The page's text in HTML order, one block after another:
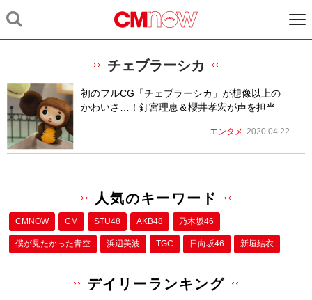
チェブラーシカ
初のフルCG「チェブラーシカ」が想像以上の
かわいさ…！釘宮理恵＆櫻井孝宏が声を担当
エンタメ 2020.04.22
人気のキーワード
CMNOW CM STU48 AKB48 乃木坂46
僕が⾒たかった⻘空 浜辺美波 TGC 日向坂46 新垣結衣
デイリーランキング